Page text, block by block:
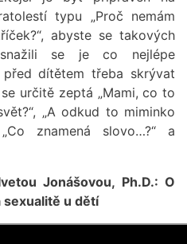
typu „Proč nemám
abyste se takových
se je co nejlépe
dítětem třeba skrývat
určitě zeptá „Mami, co to
„A odkud to miminko
znamená slovo…?“ a
Jonášovou, Ph.D.: O
sexualitě u dětí